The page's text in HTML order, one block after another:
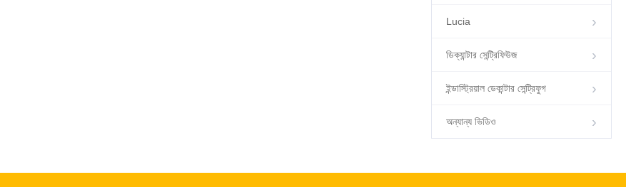
00:30
স্ল্যাড ডিওয়াটারিং এবং শিল্প বিভাজনের
Lucia
ডিক্যান্টার সেন্ট্রিফিউজ
ইন্ডাস্ট্রিয়াল ডেকান্টার সেন্ট্রিফুগ
অন্যান্য ভিডিও